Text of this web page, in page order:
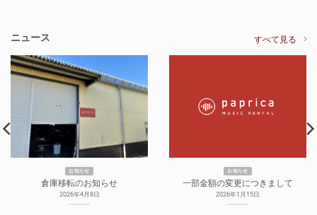
ニュース すべて見る
お知らせ
倉庫移転のお知らせ
2026年4月8日
お知らせ
一部金額の変更につきまして
2026年1月15日